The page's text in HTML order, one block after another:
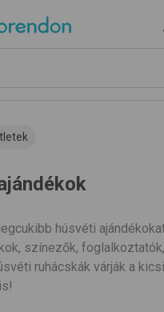
húsvéti
színezők,
ruhácskák várják a